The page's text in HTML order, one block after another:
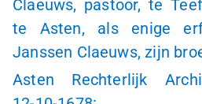
Claeuws, pastoor, te
te Asten, als enige
Janssen Claeuws, zijn
Asten Rechterlijk